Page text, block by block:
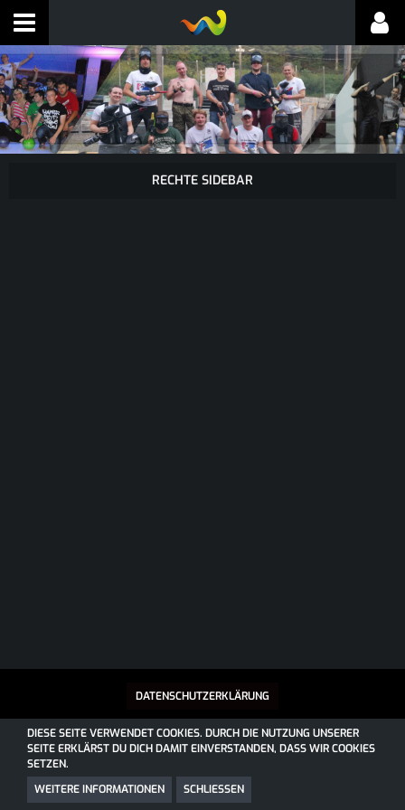
DATENSCHUTZERKLÄRUNG
SOCIALBOX, ENTWICKELT VON WEBEXPANDED
COMMUNITY-DESIGN: COMMUNITYVON
DIESE SEITE VERWENDET COOKIES. DURCH DIE NUTZUNG UNSERER
SEITE ERKLÄRST DU DICH DAMIT EINVERSTANDEN, DASS WIR COOKIES
SETZEN.
WEITERE INFORMATIONEN
SCHLIESSEN